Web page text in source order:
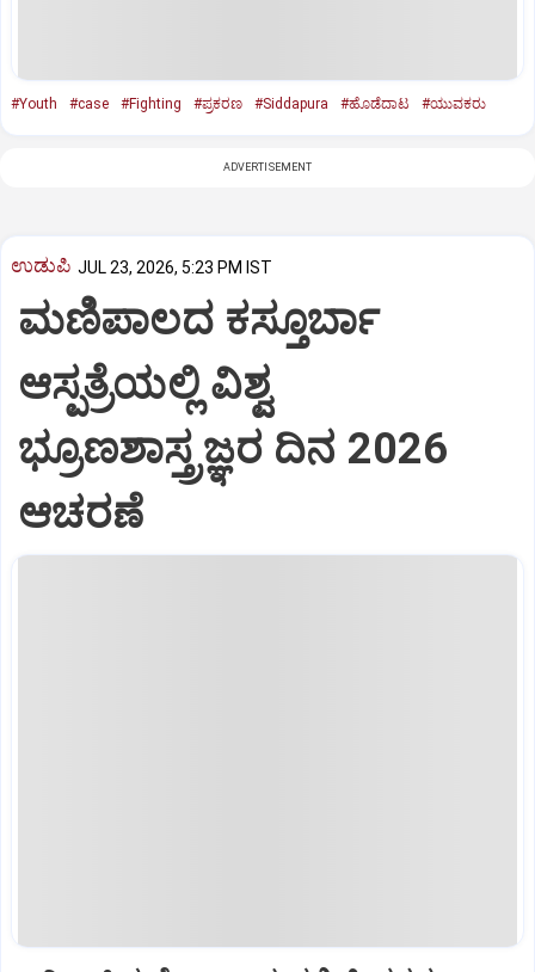
#Youth #case #Fighting #ಪ್ರಕರಣ #Siddapura #ಹೊಡೆದಾಟ #ಯುವಕರು
ADVERTISEMENT
ಉಡುಪಿ JUL 23, 2026, 5:23 PM IST
ಮಣಿಪಾಲದ ಕಸ್ತೂರ್ಬಾ
ಆಸ್ಪತ್ರೆಯಲ್ಲಿ ವಿಶ್ವ
ಭ್ರೂಣಶಾಸ್ತ್ರಜ್ಞರ ದಿನ 2026
ಆಚರಣೆ